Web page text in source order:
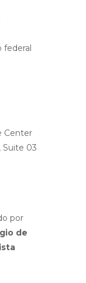
federal
Center
Suite 03
por
de